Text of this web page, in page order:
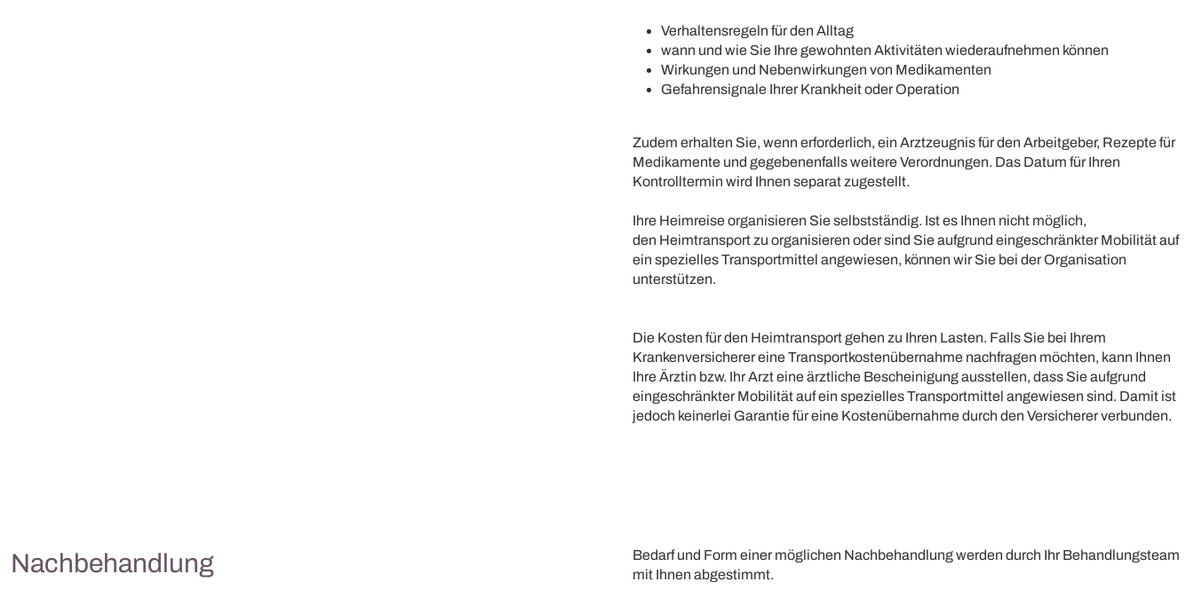
Verhaltensregeln für den Alltag
wann und wie Sie Ihre gewohnten Aktivitäten wiederaufnehmen können
Wirkungen und Nebenwirkungen von Medikamenten
Gefahrensignale Ihrer Krankheit oder Operation
Zudem erhalten Sie, wenn erforderlich, ein Arztzeugnis für den Arbeitgeber, Rezepte für
Medikamente und gegebenenfalls weitere Verordnungen. Das Datum für Ihren
Kontrolltermin wird Ihnen separat zugestellt.
Ihre Heimreise organisieren Sie selbstständig. Ist es Ihnen nicht möglich,
den Heimtransport zu organisieren oder sind Sie aufgrund eingeschränkter Mobilität auf
ein spezielles Transportmittel angewiesen, können wir Sie bei der Organisation
unterstützen.
Die Kosten für den Heimtransport gehen zu Ihren Lasten. Falls Sie bei Ihrem
Krankenversicherer eine Transportkostenübernahme nachfragen möchten, kann Ihnen
Ihre Ärztin bzw. Ihr Arzt eine ärztliche Bescheinigung ausstellen, dass Sie aufgrund
eingeschränkter Mobilität auf ein spezielles Transportmittel angewiesen sind. Damit ist
jedoch keinerlei Garantie für eine Kostenübernahme durch den Versicherer verbunden.
Nachbehandlung
Bedarf und Form einer möglichen Nachbehandlung werden durch Ihr Behandlungsteam
mit Ihnen abgestimmt.